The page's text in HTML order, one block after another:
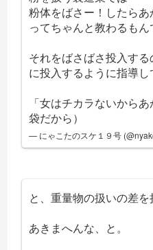
粉体をばさー！したらあ
ってちゃんと教わるも
それをばさばさ投入す
に投入するように指導し
「女はチカラないから
袋だから）
— にゃこたのスケ１９号
と、重量物の扱いの差を
あきまへんな、と。